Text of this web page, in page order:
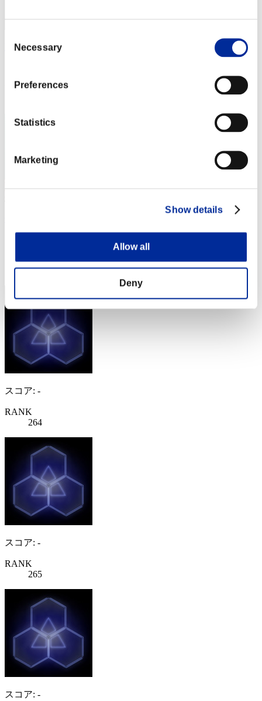
Selection
Necessary
Preferences
Statistics
Marketing
Show details
Allow all
Deny
Francoeuskadi
RANK
RANK
263
スコア: -
RANK
264
スコア: -
RANK
265
スコア: -